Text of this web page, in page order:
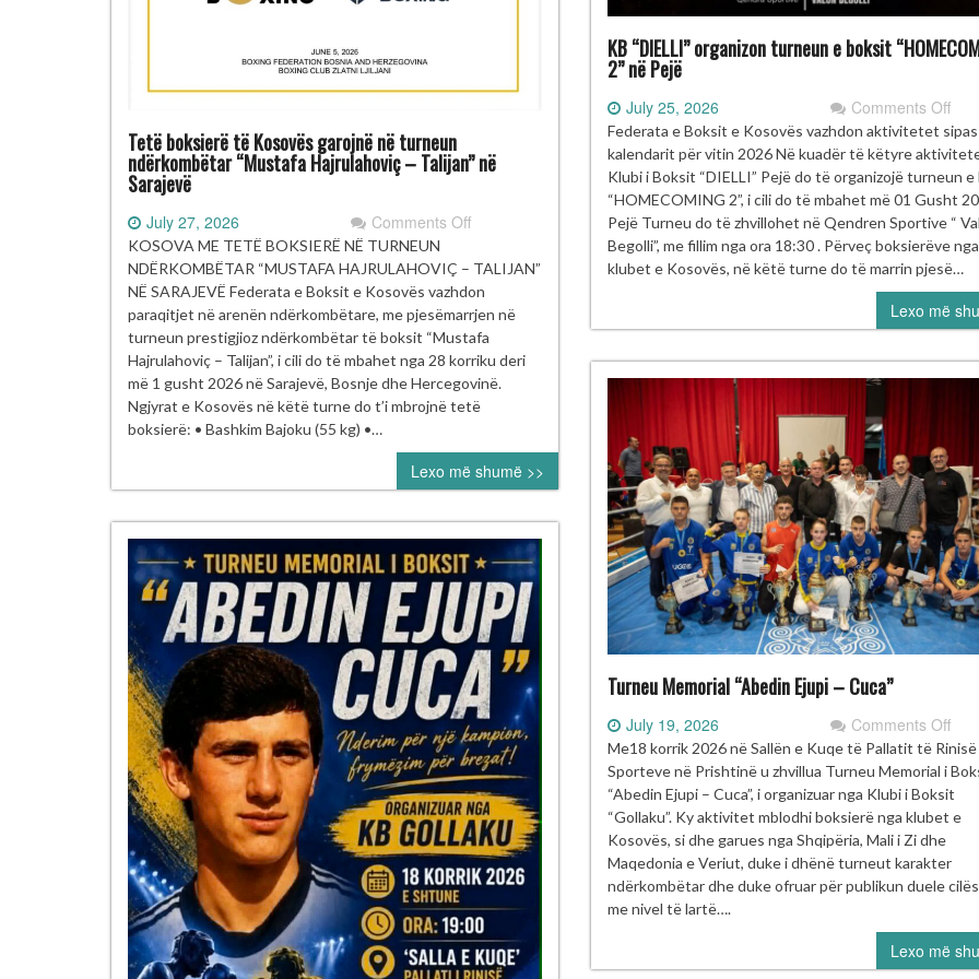
Tetë boksierë të Kosovës garojnë në turneun
ndërkombëtar “Mustafa Hajrulahoviç – Talijan” në
Sarajevë
July 27, 2026 Comments Offon
boksierë
të Kosovës
garojnë
në turneun
ndërkombëtar
“Mustafa Hajrulahoviç
–
Sarajevë
KOSOVA ME TETË BOKSIERË NË TURNEUN
NDËRKOMBËTAR “MUSTAFA HAJRULAHOVIÇ – TALIJAN”
NË SARAJEVË Federata e Boksit e Kosovës vazhdon
paraqitjet në arenën ndërkombëtare, me pjesëmarrjen në
turneun prestigjioz ndërkombëtar të boksit “Mustafa
Hajrulahoviç – Talijan”, i cili do të mbahet nga 28 korriku deri
më 1 gusht 2026 në Sarajevë, Bosnje dhe Hercegovinë.
Ngjyrat e Kosovës në këtë turne do t’i mbrojnë tetë
boksierë: • Bashkim Bajoku (55 kg) •…
Lexo më shumë >>
KB “DIELLI” organizon turneun e boksit
2” në Pejë
July 25, 2026 Comments Offon
KB
e
boksit
2”
në
Federata e Boksit e Kosovës vazhdon aktivitetet sipas
kalendarit për vitin 2026 Në kuadër të këtyre
Klubi i Boksit “DIELLI” Pejë do të organizojë turneun
“HOMECOMING 2”, i cili do të mbahet më 01 Gusht
Pejë Turneu do të zhvillohet në Qendren Sportive “
Begolli”, me fillim nga ora 18:30 . Përveç boksierëve nga
klubet e Kosovës, në këtë turne do të marrin pjesë…
Lexo më
Turneu Memorial “Abedin Ejupi – Cuca”
July 19, 2026 Comments Offon
Ejupi
Me18 korrik 2026 në Sallën e Kuqe të Pallatit të
Sporteve në Prishtinë u zhvillua Turneu Memorial i
“Abedin Ejupi – Cuca”, i organizuar nga Klubi i Boksit
“Gollaku”. Ky aktivitet mblodhi boksierë nga klubet e
Kosovës, si dhe garues nga Shqipëria, Mali i Zi dhe
Maqedonia e Veriut, duke i dhënë turneut karakter
ndërkombëtar dhe duke ofruar për publikun duele
me nivel të lartë….
Lexo më